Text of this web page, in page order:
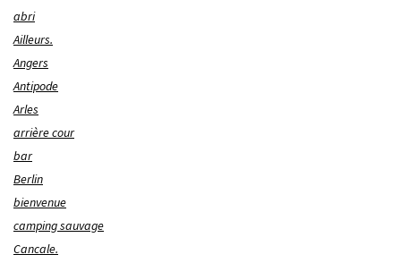
abri
Ailleurs.
Angers
Antipode
Arles
arrière cour
bar
Berlin
bienvenue
camping sauvage
Cancale.